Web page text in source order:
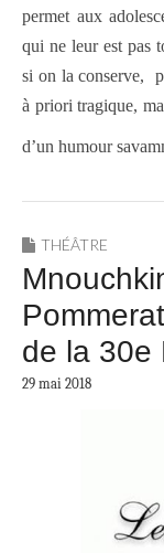
permet aux
qui ne leur est pas
si on la conserve,
à priori tragique,
d’un humour
THÉÂTRE
de la 30e
29 mai 2018